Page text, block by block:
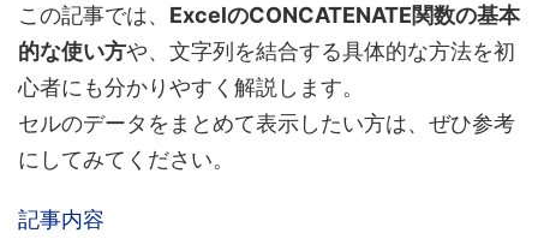
この記事では、 ExcelのCONCATENATE関数の基本
的な使い方や、文字列を結合する具体的な方法を初
心者にも分かりやすく解説します。
セルのデータをまとめて表示したい方は、ぜひ参考
にしてみてください。
記事内容